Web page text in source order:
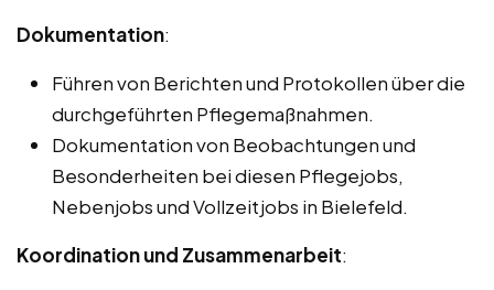
Dokumentation:
Führen von Berichten und Protokollen über die
durchgeführten Pflegemaßnahmen.
Dokumentation von Beobachtungen und
Besonderheiten bei diesen Pflegejobs,
Nebenjobs und Vollzeitjobs in Bielefeld.
Koordination und Zusammenarbeit: